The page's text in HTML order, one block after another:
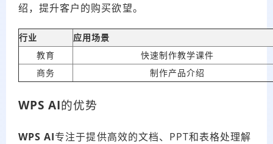
绍，提升客户的购买欲望。
行业
应用场景
教育
快速制作教学课件
商务
制作产品介绍
WPS AI的优势
WPS AI专注于提供高效的文档、PPT和表格处理解